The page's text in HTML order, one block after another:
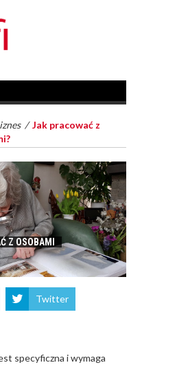
/Jak pracować z
Z OSOBAMI
Twitter
specyficzna i wymaga